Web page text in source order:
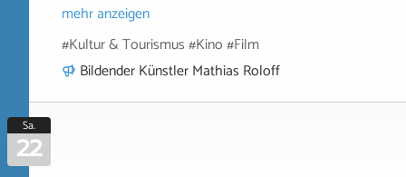
mehr anzeigen
#Kultur & Tourismus #Kino #Film
Bildender Künstler Mathias Roloff
Sa.
22